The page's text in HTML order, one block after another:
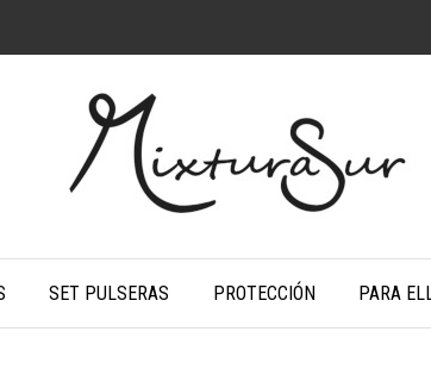
SET PULSERAS PROTECCIÓN PARA